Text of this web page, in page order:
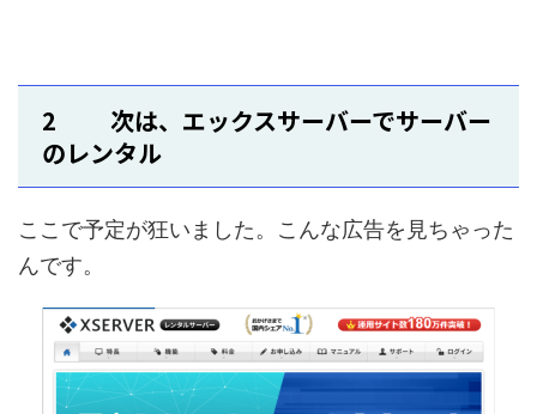
2 次は、エックスサーバーでサーバー
のレンタル
ここで予定が狂いました。こんな広告を見ちゃった
んです。